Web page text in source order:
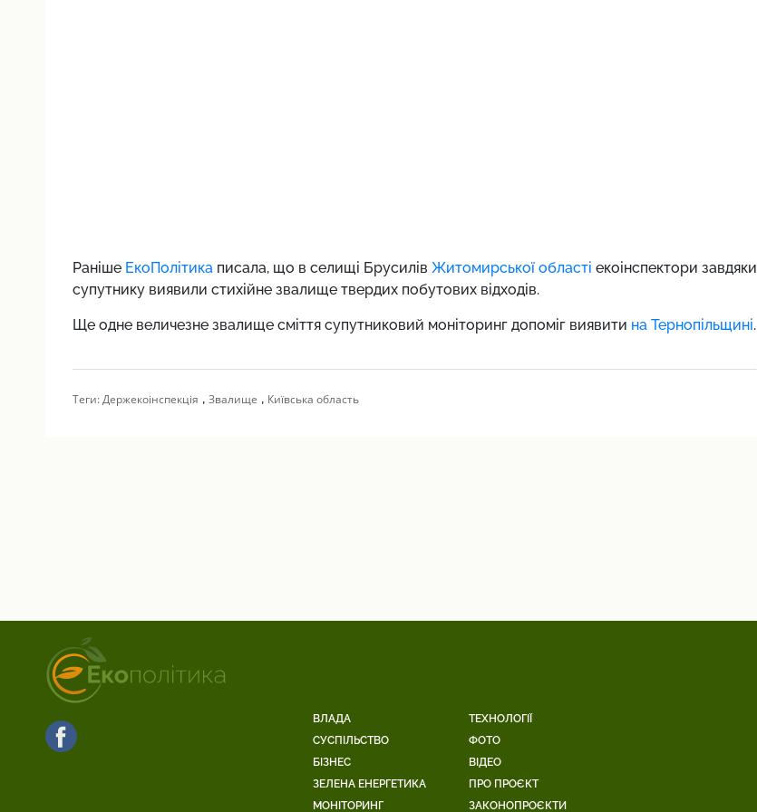
Раніше ЕкоПолітикаписала, що в селищі Брусилів Житомирської області екоінспектори завдяки
супутнику виявили стихійне звалище твердих побутових відходів.
Ще одне величезне звалище сміття супутниковий моніторинг допоміг виявити на Тернопільщині.
Теги:Держекоінспекція , Звалище , Київська область
ВЛАДА
СУСПІЛЬСТВО
БІЗНЕС
ЗЕЛЕНА ЕНЕРГЕТИКА
МОНІТОРИНГ
ТЕХНОЛОГІЇ
ФОТО
ВІДЕО
ПРО ПРОЄКТ
ЗАКОНОПРОЄКТИ